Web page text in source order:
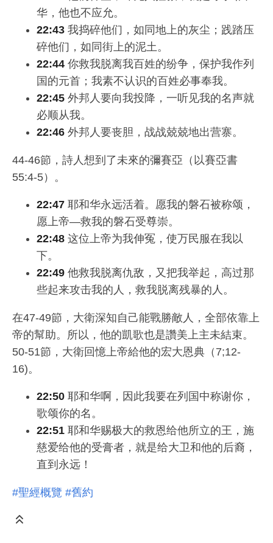
华，他也不应允。
22:43 我捣碎他们，如同地上的灰尘；践踏压
碎他们，如同街上的泥土。
22:44 你救我脱离我百姓的纷争，保护我作列
国的元首；我素不认识的百姓必事奉我。
22:45 外邦人要向我投降，一听见我的名声就
必顺从我。
22:46 外邦人要丧胆，战战兢兢地出营寨。
44-46節，詩人想到了未來的彌賽亞（以賽亞書
55:4-5）。
22:47 耶和华永远活着。愿我的磐石被称颂，
愿上帝—救我的磐石受尊崇。
22:48 这位上帝为我伸冤，使万民服在我以
下。
22:49 他救我脱离仇敌，又把我举起，高过那
些起来攻击我的人，救我脱离残暴的人。
在47-49節，大衛深知自己能戰勝敵人，全部依靠上
帝的幫助。所以，他的凱歌也是讚美上主未結束。
50-51節，大衛回憶上帝給他的宏大恩典（7;12-
16)。
22:50 耶和华啊，因此我要在列国中称谢你，
歌颂你的名。
22:51 耶和华赐极大的救恩给他所立的王，施
慈爱给他的受膏者，就是给大卫和他的后裔，
直到永远！
#聖經概覽 #舊約